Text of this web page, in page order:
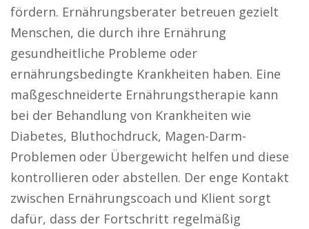
fördern. Ernährungsberater betreuen gezielt
Menschen, die durch ihre Ernährung
gesundheitliche Probleme oder
ernährungsbedingte Krankheiten haben. Eine
maßgeschneiderte Ernährungstherapie kann
bei der Behandlung von Krankheiten wie
Diabetes, Bluthochdruck, Magen-Darm-
Problemen oder Übergewicht helfen und diese
kontrollieren oder abstellen. Der enge Kontakt
zwischen Ernährungscoach und Klient sorgt
dafür, dass der Fortschritt regelmäßig